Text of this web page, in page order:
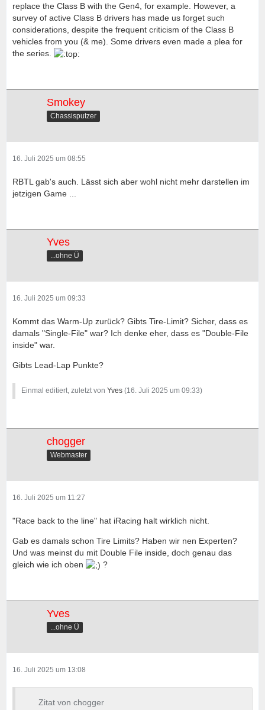
replace the Class B with the Gen4, for example. However, a
survey of active Class B drivers has made us forget such
considerations, despite the frequent criticism of the Class B
vehicles from you (& me). Some drivers even made a plea for
the series.
Smokey
Chassisputzer
16. Juli 2025 um 08:55
RBTL gab's auch. Lässt sich aber wohl nicht mehr darstellen im
jetzigen Game ...
Yves
...ohne Ü
16. Juli 2025 um 09:33
Kommt das Warm-Up zurück? Gibts Tire-Limit? Sicher, dass es
damals "Single-File" war? Ich denke eher, dass es "Double-File
inside" war.
Gibts Lead-Lap Punkte?
Einmal editiert, zuletzt von Yves (16. Juli 2025 um 09:33)
chogger
Webmaster
16. Juli 2025 um 11:27
"Race back to the line" hat iRacing halt wirklich nicht.
Gab es damals schon Tire Limits? Haben wir nen Experten?
Und was meinst du mit Double File inside, doch genau das
gleich wie ich oben
?
Yves
...ohne Ü
16. Juli 2025 um 13:08
Zitat von chogger